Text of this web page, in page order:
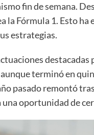
fin de semana.
la Fórmula 1. Esto
estrategias.
terminó en
pasado remontó
oportunidad de